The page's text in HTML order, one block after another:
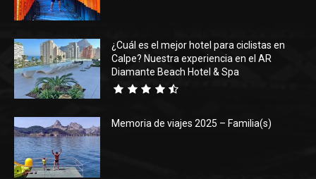
¿Cuál es el mejor hotel para ciclistas en
Calpe? Nuestra experiencia en el AR
Diamante Beach Hotel & Spa
Memoria de viajes 2025 – Familia(s)